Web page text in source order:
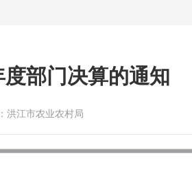
部门决算的通知
洪江市农业农村局